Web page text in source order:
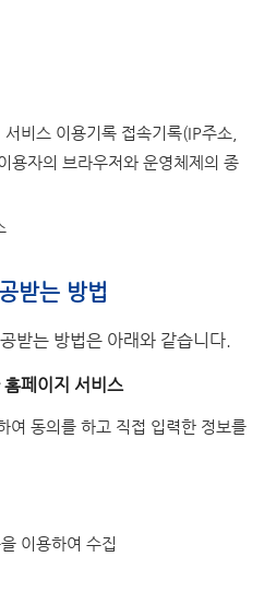
비스 이용기록 접속기록(IP주소,
용자의 브라우저와 운영체제의 종
받는 방법
받는 방법은 아래와 같습니다.
페이지 서비스
여 동의를 하고 직접 입력한 정보를
이용하여 수집